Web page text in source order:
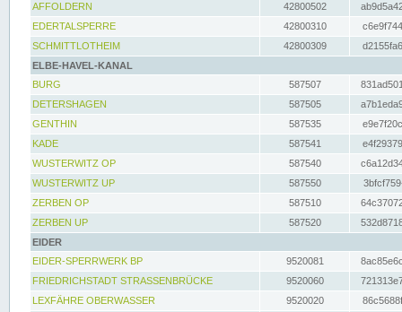
AFFOLDERN
42800502
EDERTALSPERRE
42800310
SCHMITTLOTHEIM
42800309
ELBE-HAVEL-KANAL
BURG
587507
DETERSHAGEN
587505
GENTHIN
587535
KADE
587541
WUSTERWITZ OP
587540
WUSTERWITZ UP
587550
ZERBEN OP
587510
ZERBEN UP
587520
EIDER
EIDER-SPERRWERK BP
9520081
FRIEDRICHSTADT STRASSENBRÜCKE
9520060
LEXFÄHRE OBERWASSER
9520020